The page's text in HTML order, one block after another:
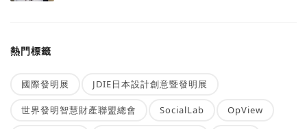
熱門標籤
國際發明展 JDIE日本設計創意暨發明展
世界發明智慧財產聯盟總會 SocialLab OpView